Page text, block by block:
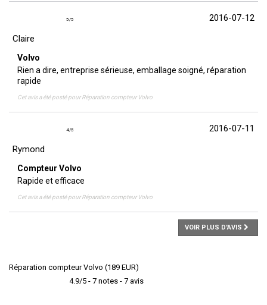
5/5
2016-07-12
Claire
Volvo
Rien a dire, entreprise sérieuse, emballage soigné, réparation
rapide
Cet avis a été posté pourRéparation compteur Volvo
4/5
2016-07-11
Rymond
Compteur Volvo
Rapide et efficace
Cet avis a été posté pourRéparation compteur Volvo
VOIR PLUS D'AVIS
Réparation compteur Volvo (189 EUR)
4.9/5 - 7 notes - 7 avis